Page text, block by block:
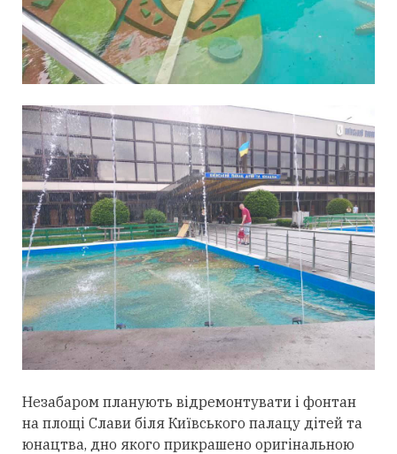
Незабаром планують відремонтувати і фонтан
на площі Слави біля Київського палацу дітей та
юнацтва, дно якого прикрашено оригінальною